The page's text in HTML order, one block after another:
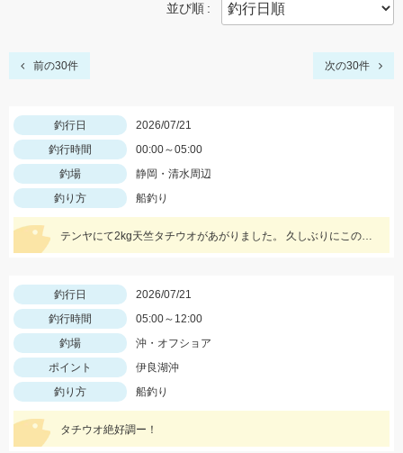
並び順
前の30件 次の30件
釣行日
2026/07/21
釣行時間
00:00～05:00
釣場
静岡・清水周辺
釣り方
船釣り
テンヤにて2kg天竺タチウオがあがりました。 久しぶりにこのサイズ見ましたね！立派！格好いい！ 前半から魚の活性高く最後まで当たり続きました。 テンヤでもエサ釣りぐらいの数釣りも楽しめていました。 テンヤは平均サイズもよく満足する釣行となりました。 テンヤは2名様で21匹と43匹。21匹のお客さんは途中お昼寝でした。その他、エサ釣りとエサ釣りテンヤ混合のお客さん。 エサ釣り54匹 サイズ2～3.5本指 テンヤ21と43匹 サイズ2.5～8本指(最大2kg) 今週7/24深夜便、7/25朝帰りの便ですがグループ様のキャンセル出た為お席に余裕ができました。皆様からのチャレンジお待ちしております。
釣行日
2026/07/21
釣行時間
05:00～12:00
釣場
沖・オフショア
ポイント
伊良湖沖
釣り方
船釣り
タチウオ絶好調ー！